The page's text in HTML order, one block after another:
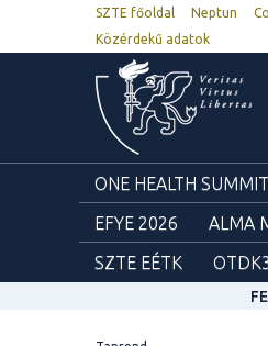
SZTE főoldal Neptun
Közérdekű adatok
ONE HEALTH SUMMIT
EFYE 2026
ALMA
SZTE EÉTK